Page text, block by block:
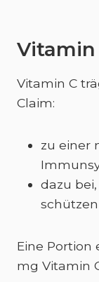
Vitamin
Vitamin C
Claim:
zu einer
dazu
schützen
Eine
mg Vitamin